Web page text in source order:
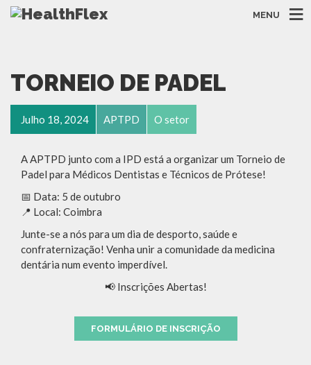
MENU
TORNEIO DE PADEL
Julho 18, 2024 APTPD O setor
A APTPD junto com a IPD está a organizar um Torneio de
Padel para Médicos Dentistas e Técnicos de Prótese!
📅 Data: 5 de outubro
📍 Local: Coimbra
Junte-se a nós para um dia de desporto, saúde e
confraternização! Venha unir a comunidade da medicina
dentária num evento imperdível.
📢 Inscrições Abertas!
FORMULÁRIO DE INSCRIÇÃO